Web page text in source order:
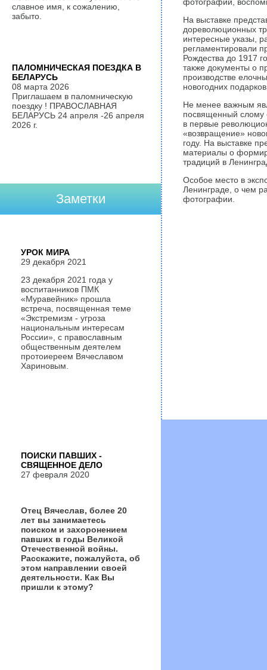
На выставке
дореволюционных
интересные указы,
регламентировали
Рождества до 1917
также документы о
производстве
новогодних
Не менее важным
посвященный слому
в первые
«возвращение»
году. На выставке
материалы о
традиций в
Особое место в
Ленинграде, о чем
фотографии.
славное имя, к сожалению,
забыто.
ПАЛОМНИЧЕСКАЯ ПОЕЗДКА В
БЕЛАРУСЬ
08 марта 2026
Приглашаем в паломническую
поездку ! ПРАВОСЛАВНАЯ
БЕЛАРУСЬ 24 апреля -26 апреля
2026 г.
Заметки
УРОК МИРА
29 декабря 2021
23 декабря 2021 года у
воспитанников ПМК
«Муравейник» прошла
встреча, посвященная теме
«Экстремизм - угроза
национальным интересам
России», с православным
общественным деятелем
протоиереем Вячеславом
Хариновым.
ПОИСКИ ПАВШИХ -
СВЯЩЕННОЕ ДЕЛО
27 февраля 2020
Отец Вячеслав, более 20
лет вы занимаетесь
поиском и захоронением
павших в годы Великой
Отечественной войны.
Расскажите, пожалуйста, об
этом направлении своей
деятельности. Как Вы
пришли к этому?